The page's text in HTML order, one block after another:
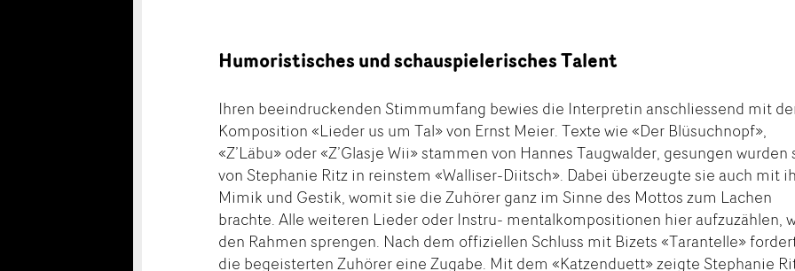
Humoristisches und schauspielerisches Talent
Ihren beeindruckenden Stimmumfang bewies die Interpretin anschliessend mit
Komposition «Lieder us um Tal» von Ernst Meier. Texte wie «Der Blüsuchnopf»,
«Z’Läbu» oder «Z’Glasje Wii» stammen von Hannes Taugwalder, gesungen wurden
von Stephanie Ritz in reinstem «Walliser-Diitsch». Dabei überzeugte sie auch mit
Mimik und Gestik, womit sie die Zuhörer ganz im Sinne des Mottos zum Lachen
brachte. Alle weiteren Lieder oder Instru- mentalkompositionen hier aufzuzählen,
den Rahmen sprengen. Nach dem offiziellen Schluss mit Bizets «Tarantelle»
die begeisterten Zuhörer eine Zugabe. Mit dem «Katzenduett» zeigte Stephanie